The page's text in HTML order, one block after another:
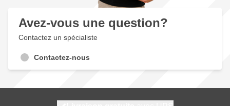
Avez-vous une question?
Contactez un spécialiste
Contactez-nous